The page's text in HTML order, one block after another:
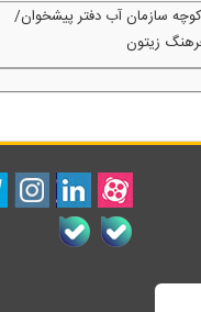
سازمان آب دفتر پیشخوان/
زیتون